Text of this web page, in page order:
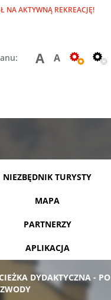
NA AKTYWNĄ REKREACJĘ!
A A
NIEZBĘDNIK TURYSTY
MAPA
PARTNERZY
APLIKACJA
DYDAKTYCZNA - PO